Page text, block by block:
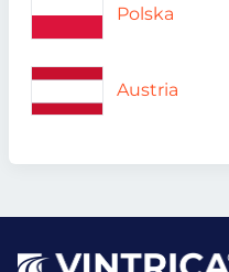
Polska
Austria